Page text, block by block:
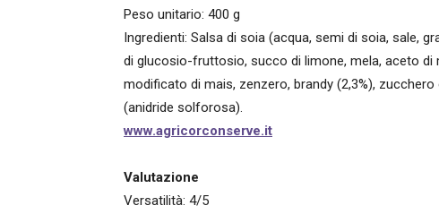
Peso unitario: 400 g
Ingredienti: Salsa di soia (acqua, semi di soia, sale,
di glucosio-fruttosio, succo di limone, mela, aceto di
modificato di mais, zenzero, brandy (2,3%),
(anidride solforosa).
www.agricorconserve.it
Valutazione
Versatilità: 4/5